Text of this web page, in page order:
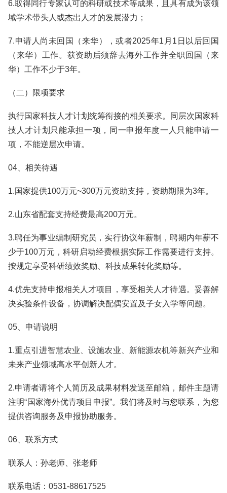
6.取得同行专家认可的科研或技术等成果，且具有成为该领
域学术带头人或杰出人才的发展潜力；
7.申请人尚未回国（来华），或者2025年1月1日以后回国
（来华）工作。获资助后须辞去海外工作并全职回国（来
华）工作不少于3年。
（二）限项要求
执行国家科技人才计划统筹衔接的相关要求。同层次国家科
技人才计划只能承担一项，同一申报年度一人只能申请一
项，不能逆层次申请。
04、相关待遇
1.国家提供100万元~300万元资助支持，资助期限为3年。
2.山东省配套支持经费最高200万元。
3.聘任为事业编制研究员，实行协议年薪制，聘期内年薪不
少于100万元，科研启动经费根据实际工作需要进行支持。
按规定享受科研绩效奖励、科技成果转化奖励等。
4.优先支持申报相关人才项目，享受相关人才待遇。妥善解
决实验条件设备，协调解决配偶安置及子女入学等问题。
05、申请说明
1.重点引进智慧农业、设施农业、新能源农机等新兴产业和
未来产业领域高水平创新人才。
2.申请者请将个人简历及成果材料发送至邮箱，邮件主题请
注明“国家海外优青项目申报”。我们将及时与您联系，为您
提供咨询服务及申报协助服务。
06、联系方式
联系人：孙老师、张老师
联系电话：0531-88617525